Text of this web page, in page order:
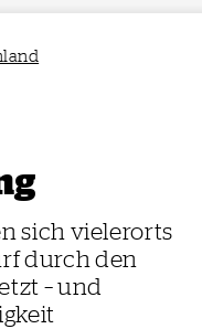
sich vielerorts
durch den
– und